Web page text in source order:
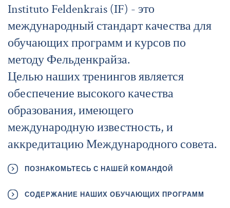
Instituto Feldenkrais (IF) - это
международный стандарт качества для
обучающих программ и курсов по
методу Фельденкрайза.
Целью наших тренингов является
обеспечение высокого качества
образования, имеющего
международную известность, и
аккредитацию Международного совета.
ПОЗНАКОМЬТЕСЬ С НАШЕЙ КОМАНДОЙ
СОДЕРЖАНИЕ НАШИХ ОБУЧАЮЩИХ ПРОГРАММ